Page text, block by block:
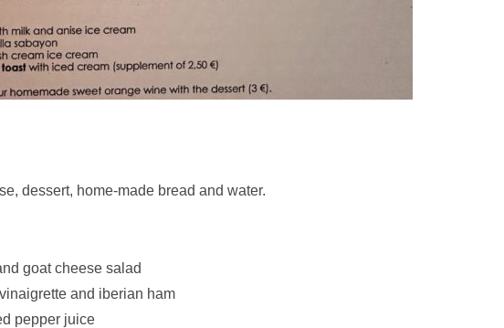
dessert, home-made bread and water.
goat cheese salad
and iberian ham
pepper juice